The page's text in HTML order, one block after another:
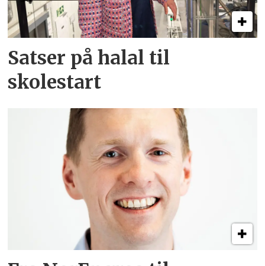
Satser på halal til
skolestart